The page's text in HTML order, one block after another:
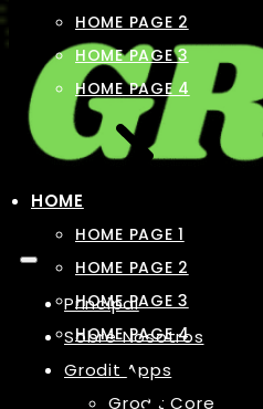
Principal
Sobre Nosotros
Grodit Apps
Grodit Core
HOME PAGE 2
HOME PAGE 3
HOME PAGE 4
HOME
HOME PAGE 1
HOME PAGE 2
HOME PAGE 3
HOME PAGE 4